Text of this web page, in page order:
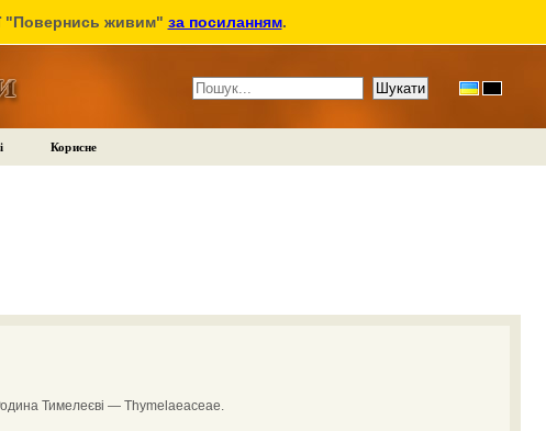
"Повернись живим" за посиланням.
Корисне
Тимелеєві — Thymelaeaceae.